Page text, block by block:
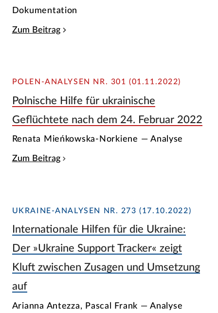
Dokumentation
Zum Beitrag
POLEN-ANALYSEN NR. 301 (01.11.2022)
Polnische Hilfe für ukrainische
Geflüchtete nach dem 24. Februar 2022
Renata Mieńkowska-Norkiene — Analyse
Zum Beitrag
UKRAINE-ANALYSEN NR. 273 (17.10.2022)
Internationale Hilfen für die Ukraine:
Der »Ukraine Support Tracker« zeigt
Kluft zwischen Zusagen und Umsetzung
auf
Arianna Antezza, Pascal Frank — Analyse